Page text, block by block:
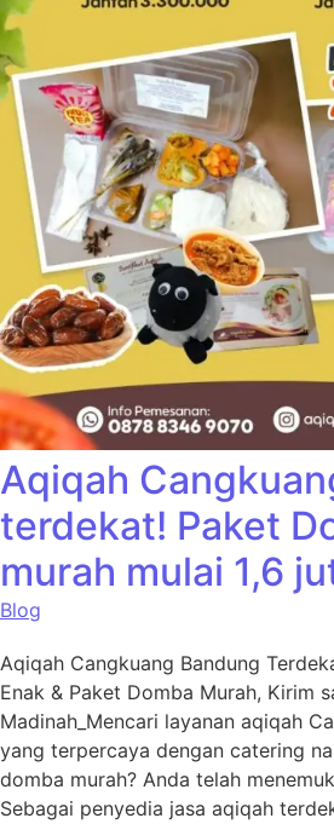
Aqiqah
terdekat! Paket
murah mulai 1,6
Blog
Aqiqah Cangkuang Bandung
Enak & Paket Domba Murah, Kirim
Madinah_Mencari layanan aqiqah
yang terpercaya dengan catering
domba murah? Anda telah
Sebagai penyedia jasa aqiqah